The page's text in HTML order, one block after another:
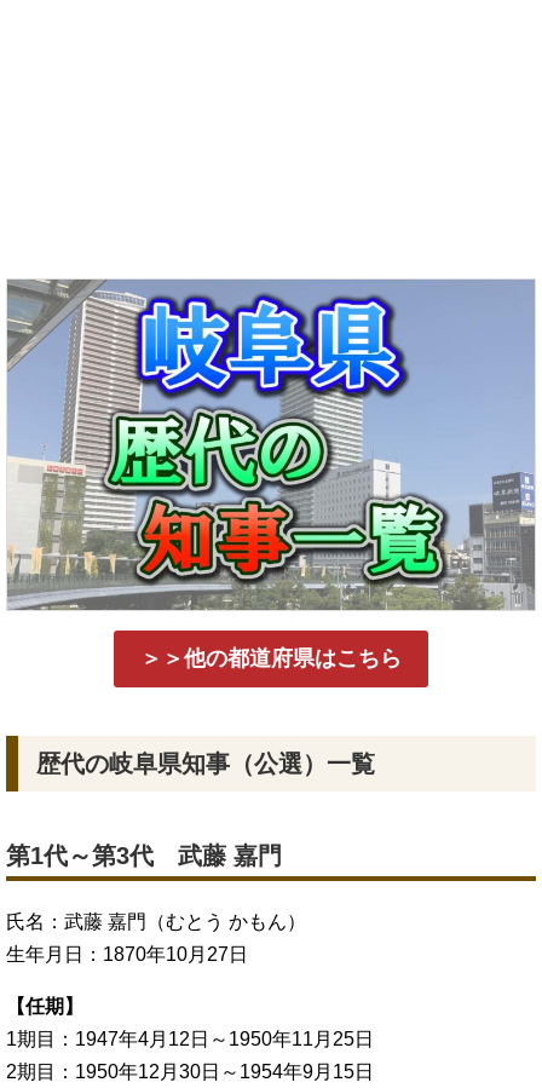
＞＞他の都道府県はこちら
歴代の岐阜県知事（公選）一覧
第1代～第3代 武藤 嘉門
氏名：武藤 嘉門（むとう かもん）
生年月日：1870年10月27日
【任期】
1期目：1947年4月12日～1950年11月25日
2期目：1950年12月30日～1954年9月15日